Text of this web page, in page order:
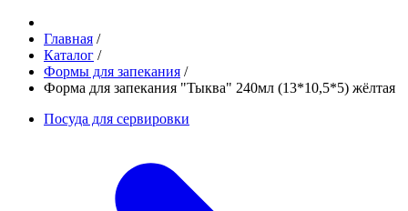
Главная /
Каталог /
Формы для запекания /
Форма для запекания "Тыква" 240мл (13*10,5*5) жёлтая
Посуда для сервировки